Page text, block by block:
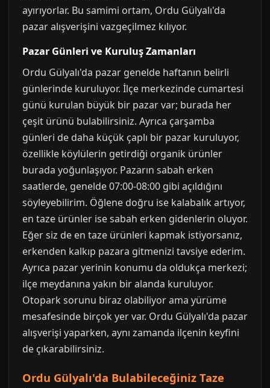
ayırıyorlar. Bu samimi ortam, Ordu Gülyalı'da
pazar alışverişini vazgeçilmez kılıyor.
Pazar Günleri ve Kuruluş Zamanları
Ordu Gülyalı'da pazar genelde haftanın belirli
günlerinde kuruluyor. İlçe merkezinde cumartesi
günü kurulan büyük bir pazar var; burada her
çeşit ürünü bulabilirsiniz. Ayrıca çarşamba
günleri de daha küçük çaplı bir pazar kuruluyor,
özellikle köylülerin getirdiği organik ürünler
burada yoğunlaşıyor. Pazarın sabah erken
saatlerde, genelde 07:00-08:00 gibi açıldığını
söyleyebilirim. Öğlene doğru ise kalabalık artıyor,
en taze ürünler ise sabah erken gidenlerin oluyor.
Eğer siz de en taze ürünleri kapmak istiyorsanız,
erkenden kalkıp pazara gitmenizi tavsiye ederim.
Ayrıca pazar yerinin konumu da oldukça merkezi;
ilçe meydanına yakın bir alanda kuruluyor.
Otopark sorunu biraz olabiliyor ama yürüme
mesafesinde birçok yer var. Ordu Gülyalı'da pazar
alışverişi yaparken, aynı zamanda ilçenin keyfini
de çıkarabilirsiniz.
Ordu Gülyalı'da Bulabileceğiniz Taze